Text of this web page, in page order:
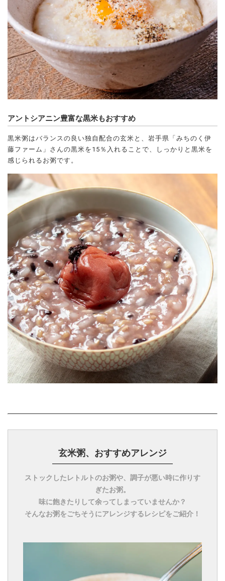
アントシアニン豊富な黒米もおすすめ
黒米粥はバランスの良い独自配合の玄米と、岩手県「みちのく伊
藤ファーム」さんの黒米を15％入れることで、しっかりと黒米を
感じられるお粥です。
玄米粥、おすすめアレンジ
ストックしたレトルトのお粥や、調子が悪い時に作りす
ぎたお粥。
味に飽きたりして余ってしまっていませんか？
そんなお粥をごちそうにアレンジするレシピをご紹介！